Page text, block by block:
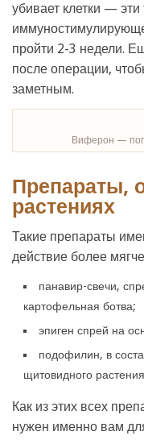
убивает клетки —
пройти 2-3 недели.
после операции,
заметным.
Виферон —
Препараты,
растениях
Такие препараты
действие более
панавир-свечи,
картофельная ботва;
эпиген спрей на
подофилин, в
щитовидного
Как из этих всех
нужен именно вам